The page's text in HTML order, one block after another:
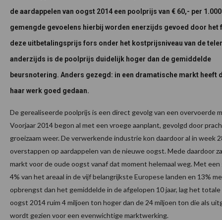
de aardappelen van oogst 2014 een poolprijs van € 60,- per
gemengde gevoelens hierbij worden enerzijds gevoed door het
deze uitbetalingsprijs fors onder het kostprijsniveau van de
anderzijds is de poolprijs duidelijk hoger dan de gemiddelde
beursnotering. Anders gezegd: in een dramatische markt heeft
haar werk goed gedaan.
De gerealiseerde poolprijs is een direct gevolg van een overvoerde
Voorjaar 2014 begon al met een vroege aanplant, gevolgd door
groeizaam weer. De verwerkende industrie kon daardoor al in week
overstappen op aardappelen van de nieuwe oogst. Mede daardoor
markt voor de oude oogst vanaf dat moment helemaal weg. Met een
4% van het areaal in de vijf belangrijkste Europese landen en 13%
opbrengst dan het gemiddelde in de afgelopen 10 jaar, lag het totale
oogst 2014 ruim 4 miljoen ton hoger dan de 24 miljoen ton die als
wordt gezien voor een evenwichtige marktwerking.